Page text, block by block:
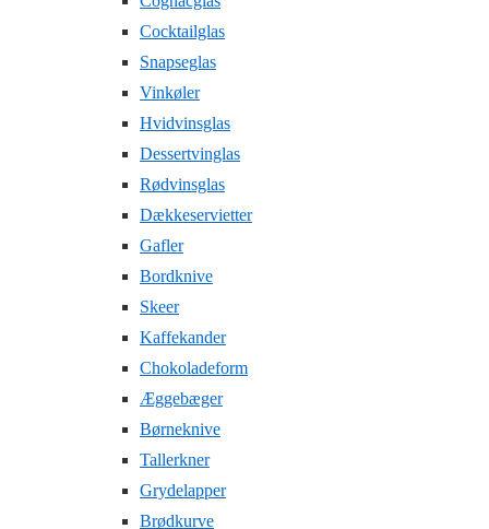
Cocktailglas
Snapseglas
Vinkøler
Hvidvinsglas
Dessertvinglas
Rødvinsglas
Dækkeservietter
Gafler
Bordknive
Skeer
Kaffekander
Chokoladeform
Æggebæger
Børneknive
Tallerkner
Grydelapper
Brødkurve